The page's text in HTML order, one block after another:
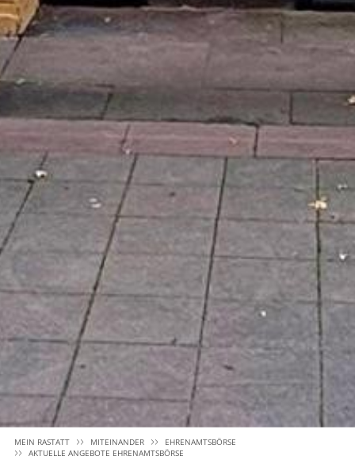
MEIN RASTATT MITEINANDER
EHRENAMTSBÖRSE
AKTUELLE ANGEBOTE EHRENAMTSBÖRSE